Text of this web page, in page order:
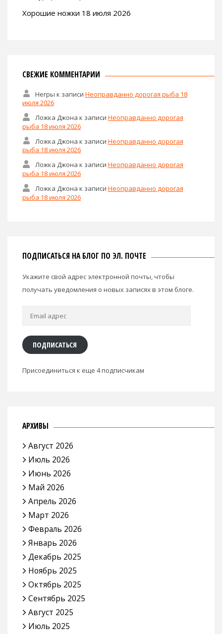
Хорошие ножки 18 июля 2026
СВЕЖИЕ КОММЕНТАРИИ
Негры к записи Неоправданно дорогая рыба 18
июля 2026
Ложка Джона к записи Неоправданно дорогая
рыба 18 июля 2026
Ложка Джона к записи Неоправданно дорогая
рыба 18 июля 2026
Ложка Джона к записи Неоправданно дорогая
рыба 18 июля 2026
Ложка Джона к записи Неоправданно дорогая
рыба 18 июля 2026
ПОДПИСАТЬСЯ НА БЛОГ ПО ЭЛ. ПОЧТЕ
Укажите свой адрес электронной почты, чтобы
получать уведомления о новых записях в этом блоге.
ПОДПИСАТЬСЯ
Присоединиться к еще 4 подписчикам
АРХИВЫ
Август 2026
Июль 2026
Июнь 2026
Май 2026
Апрель 2026
Март 2026
Февраль 2026
Январь 2026
Декабрь 2025
Ноябрь 2025
Октябрь 2025
Сентябрь 2025
Август 2025
Июль 2025